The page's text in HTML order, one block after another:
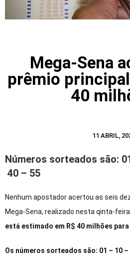
Mega-Sena
prêmio
40
11 ABRIL,
Números sorteados são:
40 – 55
Nenhum apostador acertou as seis
Mega-Sena, realizado nesta qinta-feira
está estimado em R$ 40 milhões
Os números sorteados são: 01 – 10 –